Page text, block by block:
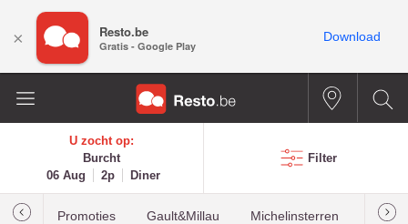
U zocht op:
Burcht
06 Aug
2p Diner
Filter
Promoties Gault&Millau Michelinsterren
× Resto.be
Gratis - Google Play
Download